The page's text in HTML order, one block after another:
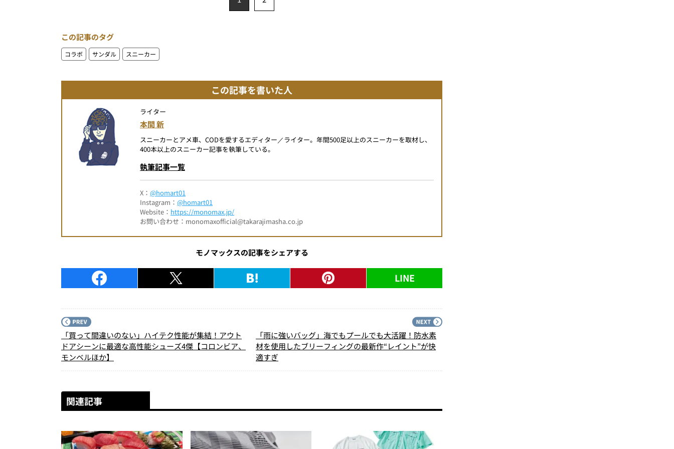
この記事のタグ
コラボ サンダル スニーカー
この記事を書いた人
ライター
本間 新
スニーカーとアメ車、CODを愛するエディター／ライター。年間500足以上のスニーカーを取材し、
400本以上のスニーカー記事を執筆している。
執筆記事一覧
X： @homart01
Instagram： @homart01
Website： https://monomax.jp/
お問い合わせ：monomaxofficial@takarajimasha.co.jp
モノマックスの記事をシェアする
LINE
「買って間違いのない」ハイテク性能が集結！アウト
ドアシーンに最適な高性能シューズ4傑【コロンビア、
モンベルほか】
「雨に強いバッグ」海でもプールでも大活躍！防水素
材を使用したブリーフィングの最新作“レイント”が快
適すぎ
関連記事